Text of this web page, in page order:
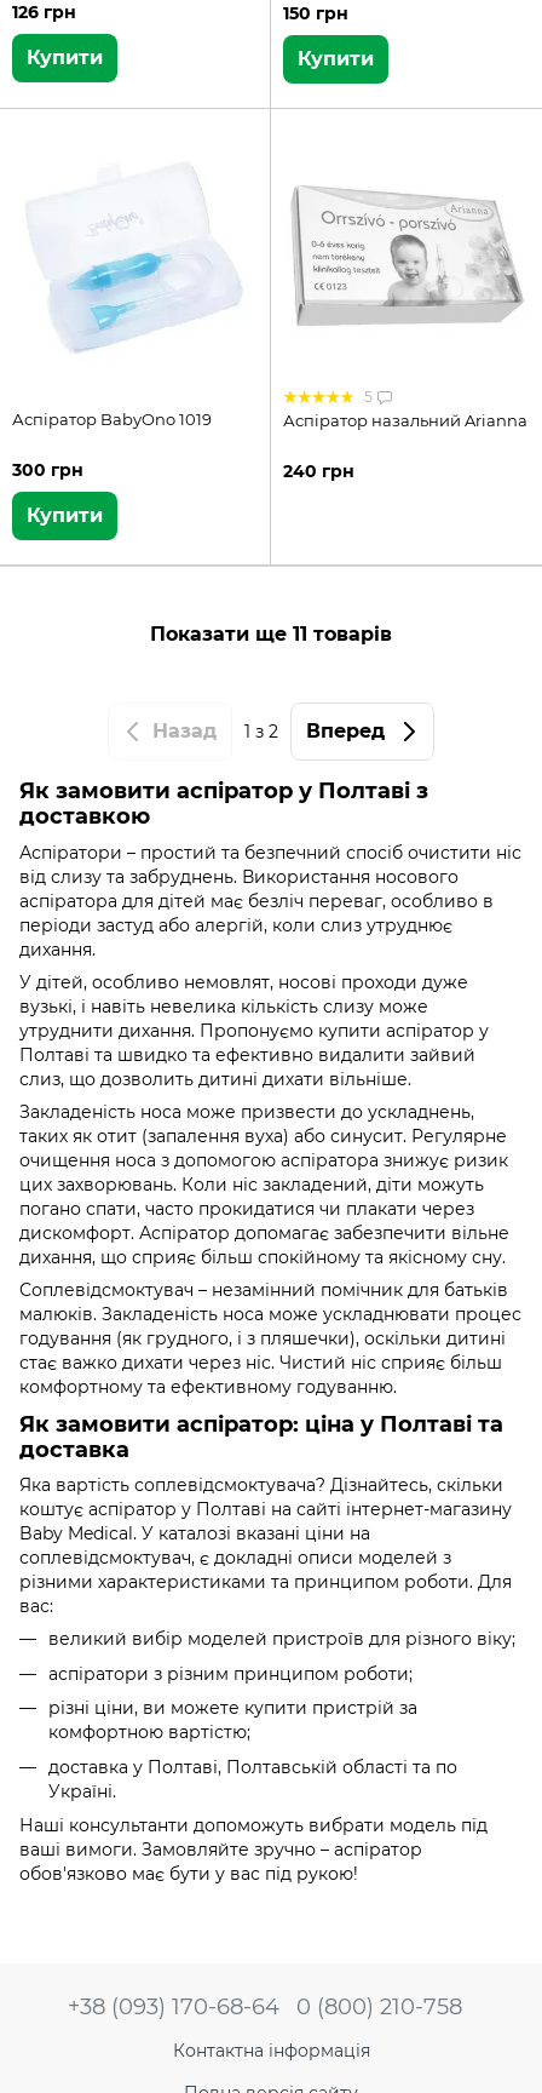
126 грн
Купити
150 грн
Купити
Аспіратор BabyOno 1019
300 грн
Купити
5
Аспіратор назальний Arianna
240 грн
Показати ще 11 товарів
Назад 1 з 2 Вперед
Як замовити аспіратор у Полтаві з
доставкою
Аспіратори – простий та безпечний спосіб очистити ніс
від слизу та забруднень. Використання носового
аспіратора для дітей має безліч переваг, особливо в
періоди застуд або алергій, коли слиз утруднює
дихання.
У дітей, особливо немовлят, носові проходи дуже
вузькі, і навіть невелика кількість слизу може
утруднити дихання. Пропонуємо купити аспіратор у
Полтаві та швидко та ефективно видалити зайвий
слиз, що дозволить дитині дихати вільніше.
Закладеність носа може призвести до ускладнень,
таких як отит (запалення вуха) або синусит. Регулярне
очищення носа з допомогою аспіратора знижує ризик
цих захворювань. Коли ніс закладений, діти можуть
погано спати, часто прокидатися чи плакати через
дискомфорт. Аспіратор допомагає забезпечити вільне
дихання, що сприяє більш спокійному та якісному сну.
Соплевідсмоктувач – незамінний помічник для батьків
малюків. Закладеність носа може ускладнювати процес
годування (як грудного, і з пляшечки), оскільки дитині
стає важко дихати через ніс. Чистий ніс сприяє більш
комфортному та ефективному годуванню.
Як замовити аспіратор: ціна у Полтаві та
доставка
Яка вартість соплевідсмоктувача? Дізнайтесь, скільки
коштує аспіратор у Полтаві на сайті інтернет-магазину
Baby Medical. У каталозі вказані ціни на
соплевідсмоктувач, є докладні описи моделей з
різними характеристиками та принципом роботи. Для
вас:
великий вибір моделей пристроїв для різного віку;
аспіратори з різним принципом роботи;
різні ціни, ви можете купити пристрій за
комфортною вартістю;
доставка у Полтаві, Полтавській області та по
Україні.
Наші консультанти допоможуть вибрати модель під
ваші вимоги. Замовляйте зручно – аспіратор
обов'язково має бути у вас під рукою!
+38 (093) 170-68-64 0 (800) 210-758
Контактна інформація